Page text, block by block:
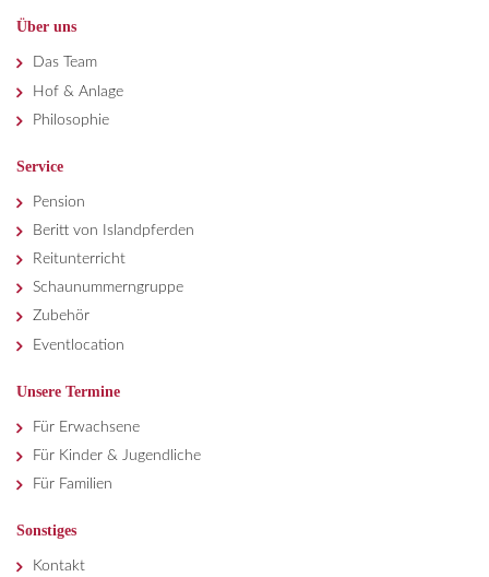
Über uns
Das Team
Hof & Anlage
Philosophie
Service
Pension
Beritt von Islandpferden
Reitunterricht
Schaunummerngruppe
Zubehör
Eventlocation
Unsere Termine
Für Erwachsene
Für Kinder & Jugendliche
Für Familien
Sonstiges
Kontakt